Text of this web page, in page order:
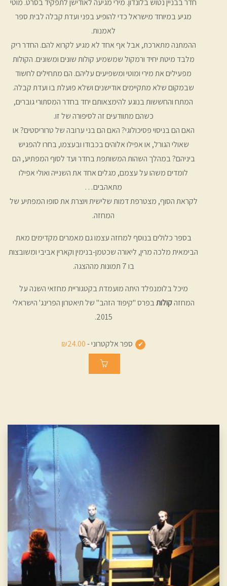
מגיע במיוחד מישראל כדי להופיע בפני ועדת קבלה לבית ספר
לאמנות.
ההמתנה מתארכת, אבל אף אחד לא מגיע לקרוא להם. החדר ריק
מלבד מיטת יחיד ורמקול שמשמיע קולות שונים ומשונים. הקולות
מפעילים את מירי ומוטי ומשפיעים עליהם. הם מתחילים לחשוד
שבמקום שלא מתקיימים אודישנים ושלא פועלת בו ועדת קבלה.
המתח והחששות בנוגע להימצאותם יחד בחדר המסתורי גוברים,
כשהם מתוודעים זה לסיפורה של זו.
האם הם בניסוי פסיכולוגי? האם הם בני ערובה של טרוריסטים? או
שאולי הגורל, או אפילו אלוהים בכבודו ובעצמו, בחרו להפגיש
ביניהם? במהלך השהות המשותפת בחדר ועד לסוף המפתיע, הם
לומדים משהו על עצמם, מגלים אחד את השנייה ואולי אפילו
מתאהבים…
לקראת הסוף, מצטרפת דמות שלישית ויוצרת את סופו המפתיע של
המחזה.
בספר כלולים בנוסף למחזה עצמו גם מאמרים מקדימים מאת
הבימאית מלכה מרין, ליאורה שכטמן-בנימין וקארין אביבי ומשובצות
בו 7 תמונות מההצגה.
מיכל בלומנפלד היתה מועמדת בקטגוריית מחזאי השנה על
המחזהקולותבפרס "קיפוד הזהב" של תיאטרון הפרינג' הישראלי
2015.
ספר אלקטרוני -₪24.00